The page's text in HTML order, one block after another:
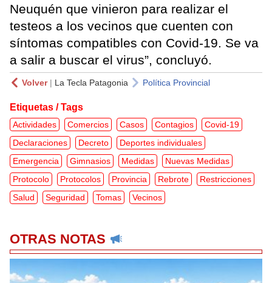
Neuquén que vinieron para realizar el
testeos a los vecinos que cuenten con
síntomas compatibles con Covid-19. Se va
a salir a buscar el virus”, concluyó.
Volver| La Tecla Patagonia Política Provincial
Etiquetas / Tags
Actividades Comercios Casos Contagios
Covid-19
Declaraciones
Decreto
Deportes individuales
Emergencia
Gimnasios Medidas
Nuevas Medidas
Protocolo
Protocolos Provincia Rebrote
Restricciones
Salud
Seguridad Tomas Vecinos
OTRAS NOTAS